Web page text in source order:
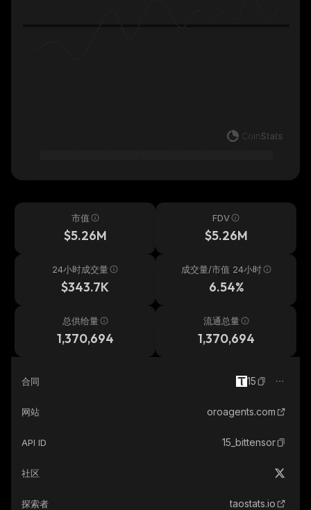
市值
$5.26M
FDV
$5.26M
24小时成交量
$343.7K
成交量/市值 24小时
6.54%
总供给量
1,370,694
流通总量
1,370,694
合同 15
网站 oroagents.com
API ID 15_bittensor
社区
探索者 taostats.io